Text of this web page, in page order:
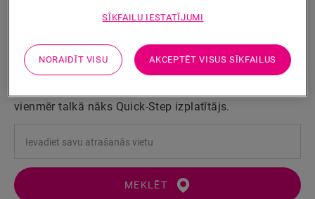
Tuvāk esošā izplatītāja atrašana
Vai vēlaties ātrāk redzēt šo grīdu gatavu? Vai jums vēl
vienmēr talkā nāks Quick-Step izplatītājs.
MEKLĒT
SĪKFAILU IESTATĪJUMI
NORAIDĪT VISU AKCEPTĒT VISUS SĪKFAILUS